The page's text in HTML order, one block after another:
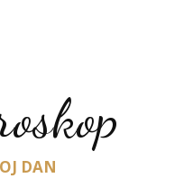
DAN